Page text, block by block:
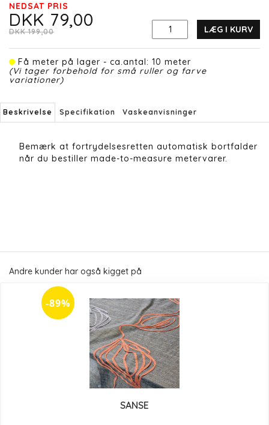
NEDSAT PRIS
DKK 79,00
DKK 199,00 LÆG I KURV
Få meter på lager - ca.antal: 10 meter
(Vi tager forbehold for små ruller og farve
variationer)
Beskrivelse Specifikation Vaskeanvisninger
Bemærk at fortrydelsesretten automatisk bortfalder
når du bestiller made-to-measure metervarer.
Andre kunder har også kigget på
-89%
SANSE